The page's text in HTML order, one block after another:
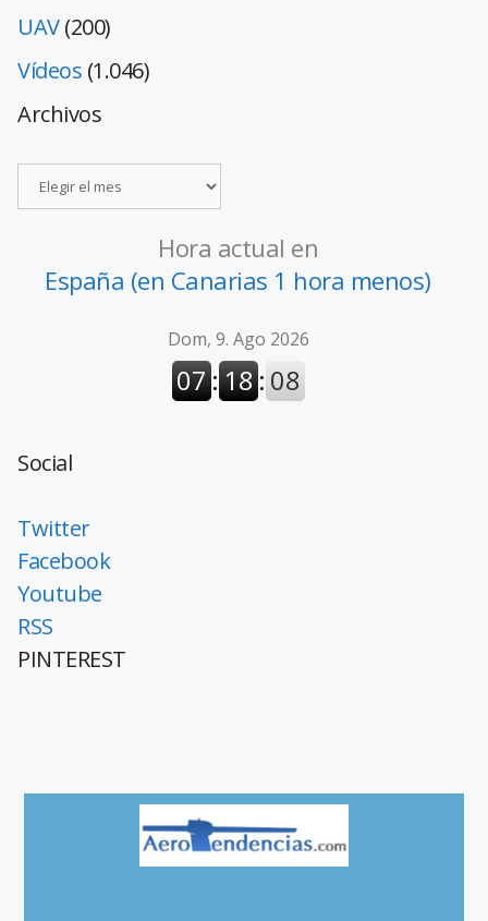
UAV(200)
Vídeos (1.046)
Archivos
Hora actual en
España (en Canarias 1 hora menos)
Social
Twitter
Facebook
Youtube
RSS
PINTEREST